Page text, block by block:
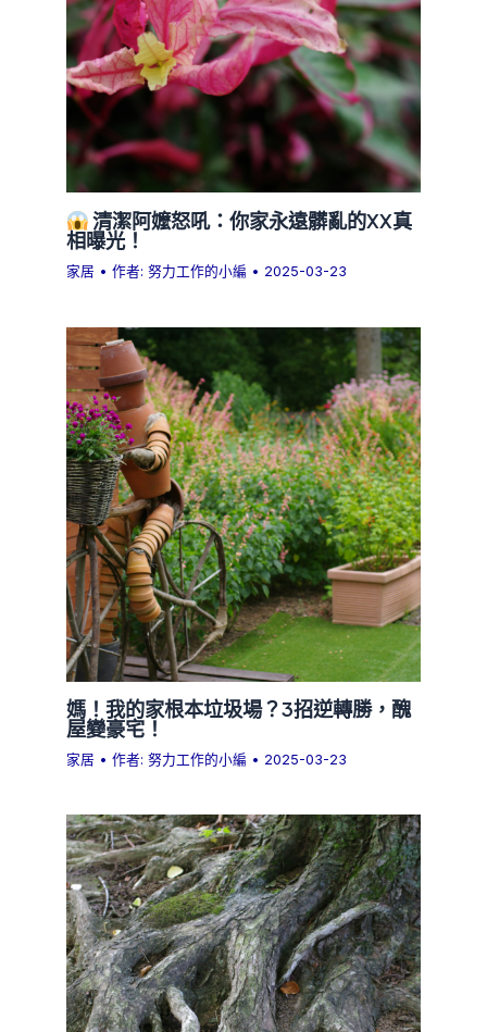
清潔阿嬤怒吼：你家永遠髒亂的XX真
相曝光！
家居 • 作者:努力工作的小編 • 2025-03-23
媽！我的家根本垃圾場？3招逆轉勝，醜
屋變豪宅！
家居 • 作者:努力工作的小編 • 2025-03-23